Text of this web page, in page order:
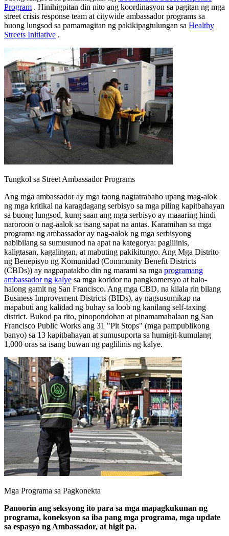
Program . Hinihigpitan din nito ang koordinasyon sa pagitan ng mga
street crisis response team at citywide ambassador programs sa
buong lungsod sa pamamagitan ng pakikipagtulungan sa Healthy
Streets Initiative .
Tungkol sa Street Ambassador Programs
Ang mga ambassador ay mga taong nagtatrabaho upang mag-alok
ng mga kritikal na karagdagang serbisyo sa mga piling kapitbahayan
sa buong lungsod, kung saan ang mga serbisyo ay maaaring hindi
naroroon o nag-aalok sa isang sapat na antas. Karamihan sa mga
programa ng ambassador ay nag-aalok ng mga serbisyong
nabibilang sa sumusunod na apat na kategorya: paglilinis,
kaligtasan, kagalingan, at mabuting pakikitungo. Ang Mga Distrito
ng Benepisyo ng Komunidad (Community Benefit Districts
(CBDs)) ay nagpapatakbo din ng marami sa mga programang
ambassador ng kalye sa mga koridor na pangkomersyo at halo-
halong gamit ng San Francisco. Ang mga CBD, na kilala rin bilang
Business Improvement Districts (BIDs), ay nagsusumikap na
mapabuti ang kalidad ng buhay sa loob ng kanilang self-taxing
district. Bukod pa rito, pinopondohan at pinamamahalaan ng San
Francisco Public Works ang 31 "Pit Stops" (mga pampublikong
banyo) sa 13 kapitbahayan at sumusuporta sa humigit-kumulang
1,000 oras sa isang buwan ng paglilinis ng kalye.
Mga Programa sa Pagkonekta
Panoorin ang seksyong ito para sa mga mapagkukunan ng
programa, koneksyon sa iba pang mga programa, mga update
sa espasyo ng Ambassador, at higit pa.